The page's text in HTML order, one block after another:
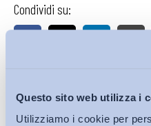
Questo sito web utilizza i
Utilizziamo i cookie per
Condividi su:
Iscriviti alla